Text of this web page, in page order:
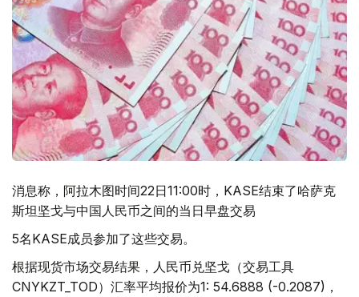
消息称，阿拉木图时间22日11:00时，KASE结束了哈萨克
斯坦坚戈与中国人民币之间的当日早盘交易
5名KASE成员参加了这些交易。
根据现货市场交易结果，人民币兑坚戈（交易工具
CNYKZT_TOD）汇率平均报价为1: 54.6888 (-0.2087)，